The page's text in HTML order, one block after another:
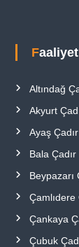
Altındağ
Akyurt
Ayaş Çadır
Bala Çadır
Beypazarı
Çamlıdere
Çankaya
Çubuk